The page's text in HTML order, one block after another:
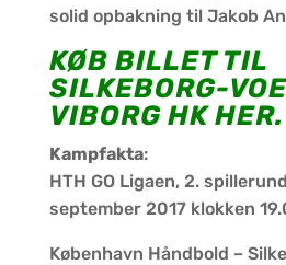
solid opbakning til Jakob
KØB BILLET TIL
SILKEBORG-
VIBORG HK HER.
Kampfakta:
HTH GO Ligaen, 2.
september 2017 klokken
København Håndbold –